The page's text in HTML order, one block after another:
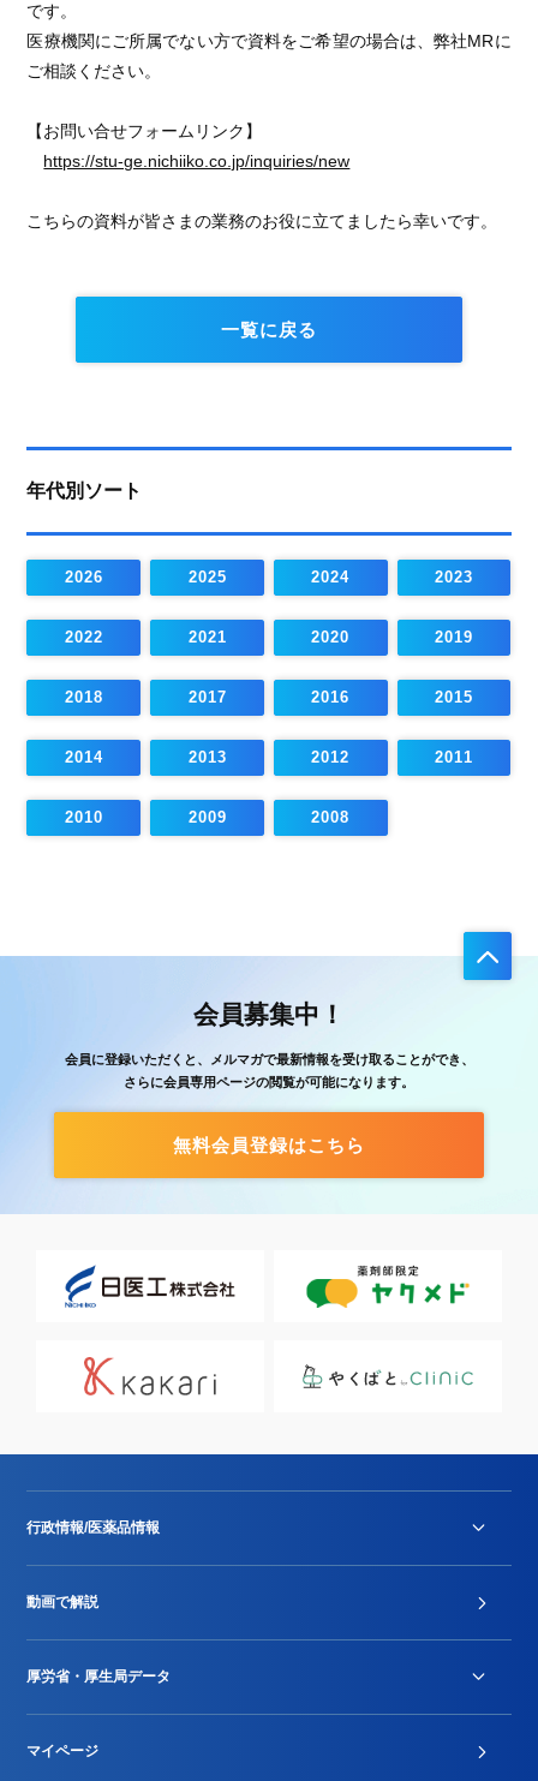
です。
医療機関にご所属でない方で資料をご希望の場合は、弊社MRに
ご相談ください。
【お問い合せフォームリンク】
https://stu-ge.nichiiko.co.jp/inquiries/new
こちらの資料が皆さまの業務のお役に立てましたら幸いです。
一覧に戻る
年代別ソート
2026 2025 2024 2023
2022 2021 2020 2019
2018 2017 2016 2015
2014 2013 2012 2011
2010 2009 2008
会員募集中！
会員に登録いただくと、メルマガで最新情報を受け取ることができ、
さらに会員専用ページの閲覧が可能になります。
無料会員登録はこちら
行政情報/医薬品情報
Stu-GEレポート
動画で解説
厚労省・厚生局データ
マイページ